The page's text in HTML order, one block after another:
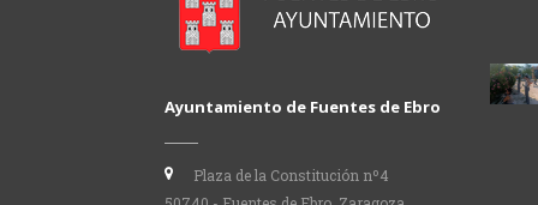
Ayuntamiento de Fuentes de Ebro
Plaza de la Constitución nº4